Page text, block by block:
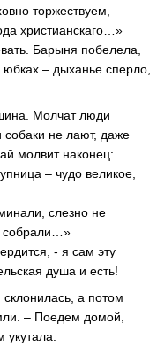
торжествуем,
христианскаго…»
Барыня побелела,
– дыханье сперло,
Молчат люди
собаки не лают, даже
молвит наконец:
– чудо великое,
слезно не
собрали…»
- я сам эту
душа и есть!
склонилась, а потом
– Поедем домой,